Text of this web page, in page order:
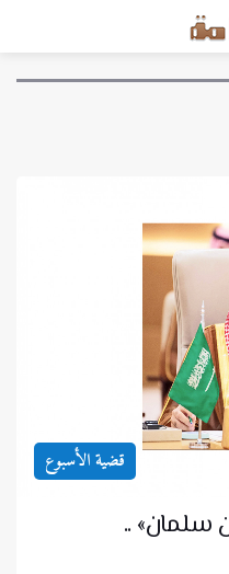
قضية الأسبوع
سلمان» ..